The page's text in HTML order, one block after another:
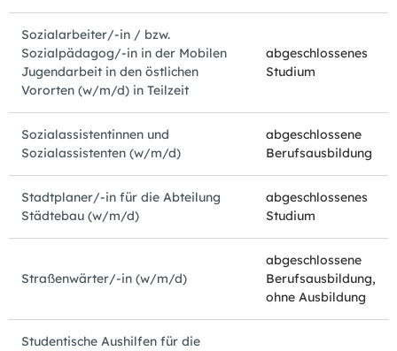
Sozialarbeiter/-in / bzw.
Sozialpädagog/-in in der Mobilen
Jugendarbeit in den östlichen
Vororten (w/m/d) in Teilzeit
abgeschlossenes
Studium
Sozialassistentinnen und
Sozialassistenten (w/m/d)
abgeschlossene
Berufsausbildung
Stadtplaner/-in für die Abteilung
Städtebau (w/m/d)
abgeschlossenes
Studium
Straßenwärter/-in (w/m/d)
abgeschlossene
Berufsausbildung,
ohne Ausbildung
Studentische Aushilfen für die